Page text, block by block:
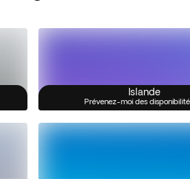
Islande
Prévenez-moi des